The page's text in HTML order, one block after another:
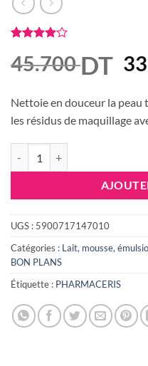
sur 5
basé sur
45.700DT Le
Nettoie en douceur la
les résidus de maquillage
UGS : 5900717147010
Catégories : Lait, mousse,
BON PLANS
Étiquette : PHARMACERIS